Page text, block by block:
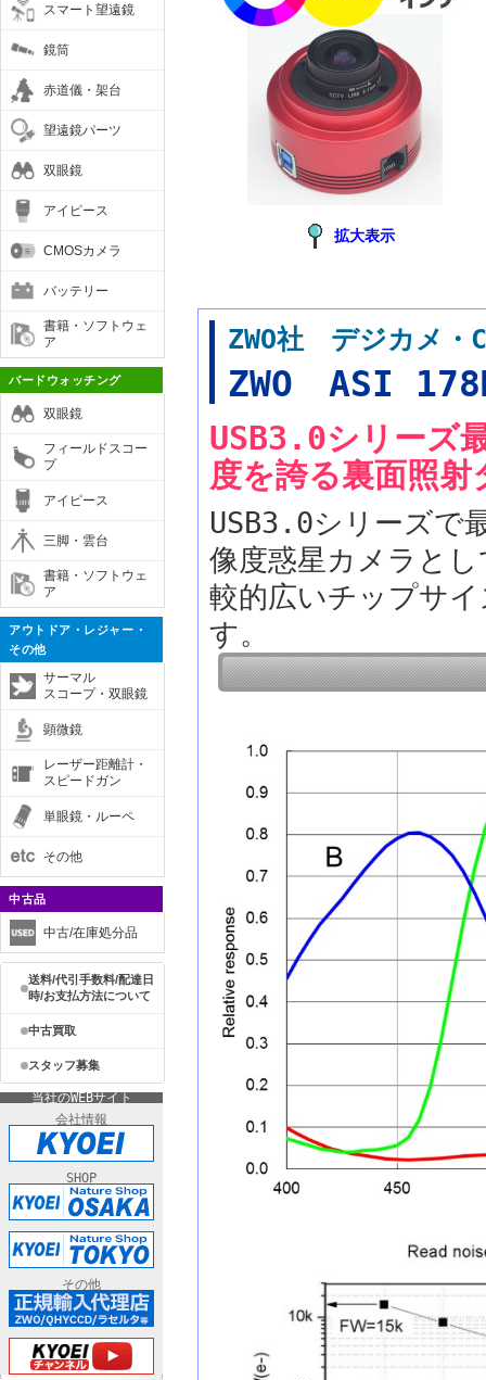
スマート望遠鏡
鏡筒
赤道儀・架台
望遠鏡パーツ
双眼鏡
アイピース
CMOSカメラ
バッテリー
書籍・ソフトウェ
ア
バードウォッチング
双眼鏡
フィールドスコー
プ
アイピース
三脚・雲台
書籍・ソフトウェ
ア
アウトドア・レジャー・
その他
サーマル
スコープ・双眼鏡
顕微鏡
レーザー距離計・
スピードガン
単眼鏡・ルーペ
その他
中古品
中古/在庫処分品
送料/代引手数料/配達日
時/お支払方法について
中古買取
スタッフ募集
当社のWEBサイト
会社情報
SHOP
その他
拡大表示
ZWO社 デジカメ・
ZWO ASI
USB3.0シリーズ
度を誇る裏面照射
USB3.0シリーズで
像度惑星カメラと
較的広いチップサ
す。